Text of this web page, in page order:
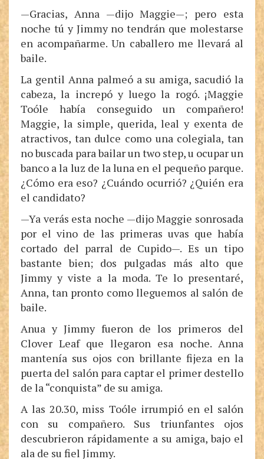
—Gracias, Anna —dijo Maggie—; pero esta
noche tú y Jimmy no tendrán que molestarse
en acompañarme. Un caballero me llevará al
baile.
La gentil Anna palmeó a su amiga, sacudió la
cabeza, la increpó y luego la rogó. ¡Maggie
Toóle había conseguido un compañero!
Maggie, la simple, querida, leal y exenta de
atractivos, tan dulce como una colegiala, tan
no buscada para bailar un two step, u ocupar un
banco a la luz de la luna en el pequeño parque.
¿Cómo era eso? ¿Cuándo ocurrió? ¿Quién era
el candidato?
—Ya verás esta noche —dijo Maggie sonrosada
por el vino de las primeras uvas que había
cortado del parral de Cupido—. Es un tipo
bastante bien; dos pulgadas más alto que
Jimmy y viste a la moda. Te lo presentaré,
Anna, tan pronto como lleguemos al salón de
baile.
Anua y Jimmy fueron de los primeros del
Clover Leaf que llegaron esa noche. Anna
mantenía sus ojos con brillante fijeza en la
puerta del salón para captar el primer destello
de la “conquista” de su amiga.
A las 20.30, miss Toóle irrumpió en el salón
con su compañero. Sus triunfantes ojos
descubrieron rápidamente a su amiga, bajo el
ala de su fiel Jimmy.